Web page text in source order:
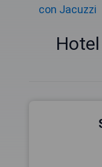
con Jacuzzi